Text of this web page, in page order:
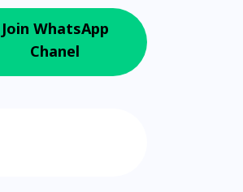
Join WhatsApp
Chanel